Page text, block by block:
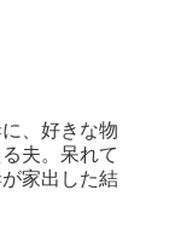
、好きな物
夫。呆れて
家出した結